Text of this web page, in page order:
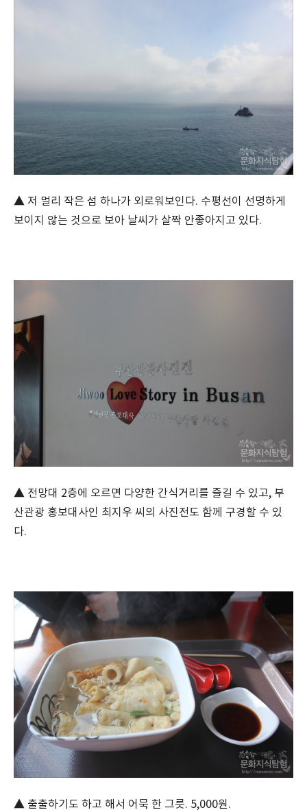
▲ 저 멀리 작은 섬 하나가 외로워보인다. 수평선이 선명하게
보이지 않는 것으로 보아 날씨가 살짝 안좋아지고 있다.
▲ 전망대 2층에 오르면 다양한 간식거리를 즐길 수 있고, 부
산관광 홍보대사인 최지우 씨의 사진전도 함께 구경할 수 있
다.
▲ 출출하기도 하고 해서 어묵 한 그릇. 5,000원.